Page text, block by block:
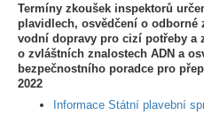
Termíny zkoušek inspektorů
plavidlech, osvědčení o
vodní dopravy pro cizí potřeby a
o zvláštních znalostech ADN a
bezpečnostního poradce pro
2022
Informace Státní plavební